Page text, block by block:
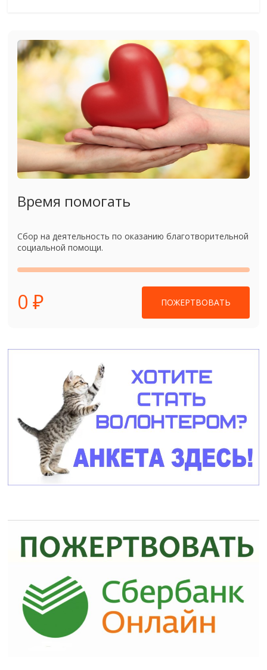
Время помогать
Сбор на деятельность по оказанию благотворительной
социальной помощи.
0 ₽ ПОЖЕРТВОВАТЬ